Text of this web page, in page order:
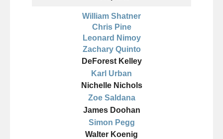
William Shatner
Chris Pine
Leonard Nimoy
Zachary Quinto
DeForest Kelley
Karl Urban
Nichelle Nichols
Zoe Saldana
James Doohan
Simon Pegg
Walter Koenig